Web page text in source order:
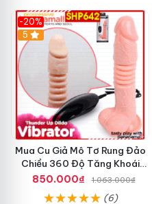
-20%
5
Mua Cu Giả Mô Tơ Rung Đảo
Chiều 360 Độ Tăng Khoái
Cảm Nhanh
850.000₫ 1.063.000₫
(6)